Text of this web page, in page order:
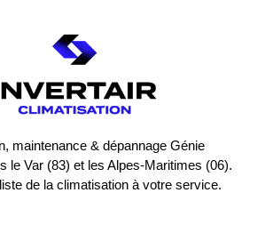
maintenance & dépannage Génie
le Var (83) et les Alpes-Maritimes (06).
de la climatisation à votre service.